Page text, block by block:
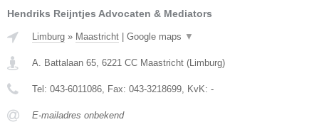
Hendriks Reijntjes Advocaten & Mediators
Limburg » Maastricht Google maps ▼
A. Battalaan 65, 6221 CC Maastricht (Limburg)
Tel: 043-6011086, Fax: 043-3218699, KvK: -
E-mailadres onbekend